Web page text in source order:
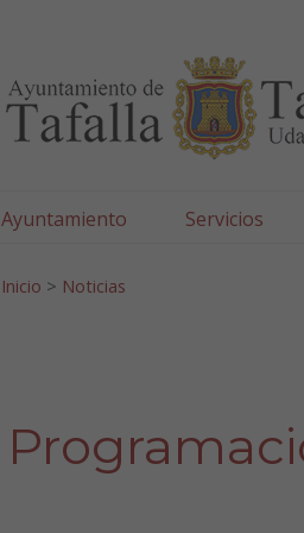
Ayuntamiento Servicios
Inicio > Noticias